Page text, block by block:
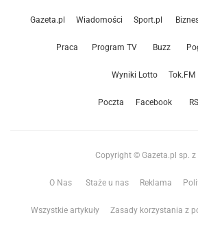
Gazeta.pl Wiadomości Sport.pl
Praca Program TV Buzz
Wyniki Lotto Tok.FM
Poczta Facebook
Copyright © Gazeta.pl sp. z
O Nas Staże u nas Reklama
Wszystkie artykuły Zasady korzystania z